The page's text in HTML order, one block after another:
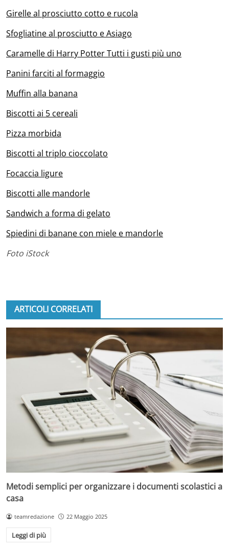
Girelle al prosciutto cotto e rucola
Sfogliatine al prosciutto e Asiago
Caramelle di Harry Potter Tutti i gusti più uno
Panini farciti al formaggio
Muffin alla banana
Biscotti ai 5 cereali
Pizza morbida
Biscotti al triplo cioccolato
Focaccia ligure
Biscotti alle mandorle
Sandwich a forma di gelato
Spiedini di banane con miele e mandorle
Foto iStock
ARTICOLI CORRELATI
Metodi semplici per organizzare i documenti scolastici a
casa
teamredazione 22 Maggio 2025
Leggi di più